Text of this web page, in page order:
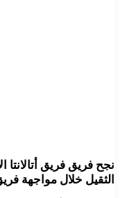
نجح فريق فريق أتالانتا
الثقيل خلال مواجهة